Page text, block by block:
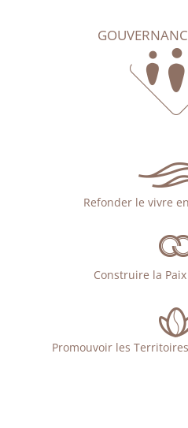
Refonder le vivre
Construire la
Promouvoir les